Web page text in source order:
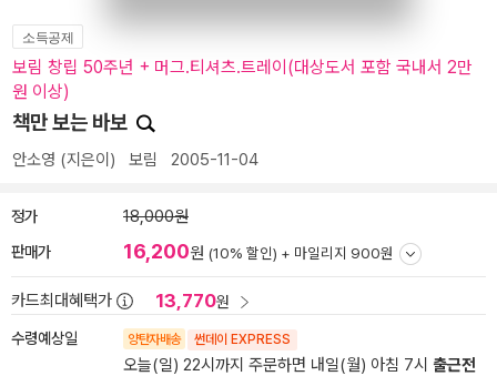
소득공제
보림 창립 50주년 + 머그.티셔츠.트레이(대상도서 포함 국내서 2만
원 이상)
책만 보는 바보
안소영 (지은이) 보림 2005-11-04
정가 18,000원
판매가 16,200원 (10% 할인) + 마일리지 900원
카드최대혜택가 13,770원
수령예상일 양탄자배송 썬데이 EXPRESS
오늘(일) 22시까지 주문하면 내일(월) 아침 7시 출근전